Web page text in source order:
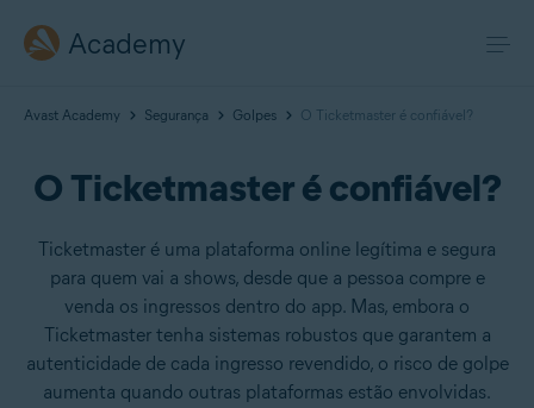
Academy
Avast Academy Segurança Golpes O Ticketmaster é confiável?
O Ticketmaster é confiável?
Ticketmaster é uma plataforma online legítima e segura
para quem vai a shows, desde que a pessoa compre e
venda os ingressos dentro do app. Mas, embora o
Ticketmaster tenha sistemas robustos que garantem a
autenticidade de cada ingresso revendido, o risco de golpe
aumenta quando outras plataformas estão envolvidas.